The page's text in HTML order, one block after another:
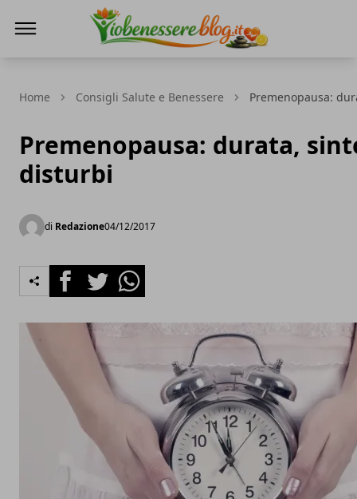
Home Consigli Salute e Benessere Premenopausa:
Premenopausa: durata,
disturbi
di Redazione04/12/2017
FacebookTwitterWhatsapp